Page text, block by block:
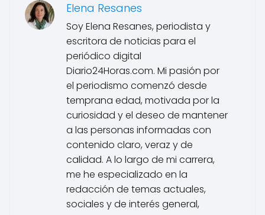
Elena Resanes
Soy Elena Resanes, periodista y
escritora de noticias para el
periódico digital
Diario24Horas.com. Mi pasión por
el periodismo comenzó desde
temprana edad, motivada por la
curiosidad y el deseo de mantener
a las personas informadas con
contenido claro, veraz y de
calidad. A lo largo de mi carrera,
me he especializado en la
redacción de temas actuales,
sociales y de interés general,